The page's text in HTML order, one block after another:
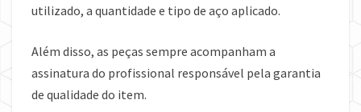
utilizado, a quantidade e tipo de aço aplicado.
Além disso, as peças sempre acompanham a
assinatura do profissional responsável pela garantia
de qualidade do item.